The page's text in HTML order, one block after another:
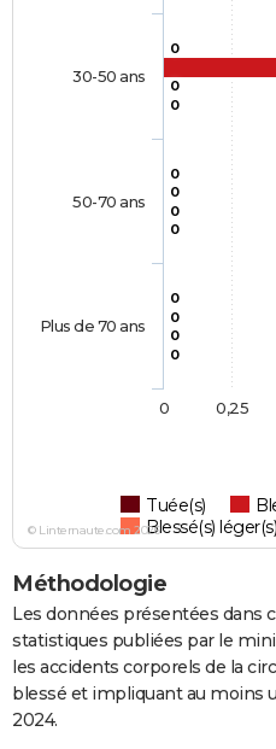
0
0
0
0
0
0
0
0
0
0
0
Tuée(s)
Blessé(s) léger(s)
30-50 ans
50-70 ans
Plus de 70 ans
0 0,25
© Linternaute.com 2026
Méthodologie
Les données présentées dans
statistiques publiées par le
les accidents corporels de la
blessé et impliquant au moins
2024.